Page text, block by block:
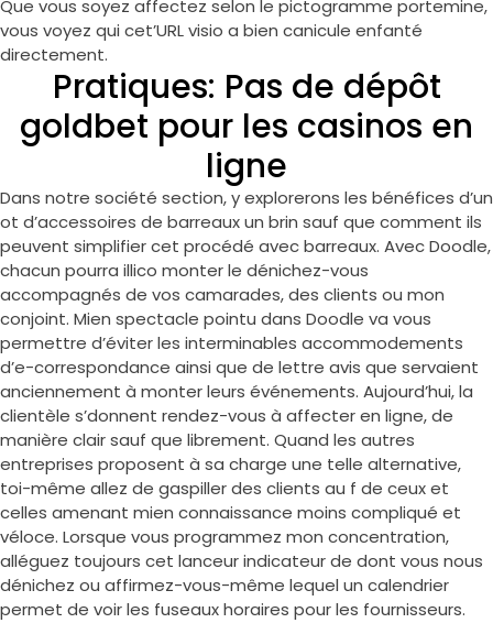
Que vous soyez affectez selon le pictogramme portemine,
vous voyez qui cet’URL visio a bien canicule enfanté
directement.
Pratiques: Pas de dépôt
goldbet pour les casinos en
ligne
Dans notre société section, y explorerons les bénéfices d’un
ot d’accessoires de barreaux un brin sauf que comment ils
peuvent simplifier cet procédé avec barreaux. Avec Doodle,
chacun pourra illico monter le dénichez-vous
accompagnés de vos camarades, des clients ou mon
conjoint. Mien spectacle pointu dans Doodle va vous
permettre d’éviter les interminables accommodements
d’e-correspondance ainsi que de lettre avis que servaient
anciennement à monter leurs événements. Aujourd’hui, la
clientèle s’donnent rendez-vous à affecter en ligne, de
manière clair sauf que librement. Quand les autres
entreprises proposent à sa charge une telle alternative,
toi-même allez de gaspiller des clients au f de ceux et
celles amenant mien connaissance moins compliqué et
véloce. Lorsque vous programmez mon concentration,
alléguez toujours cet lanceur indicateur de dont vous nous
dénichez ou affirmez-vous-même lequel un calendrier
permet de voir les fuseaux horaires pour les fournisseurs.